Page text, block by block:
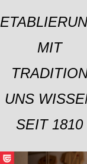
MIT
UNS
SEIT 1810